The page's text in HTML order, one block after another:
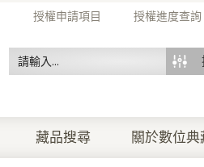
授權申請項目 授權進度查詢
藏品搜尋 關於數位典